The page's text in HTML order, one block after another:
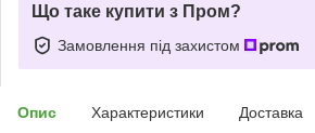
Що таке купити з Пром?
Замовлення під захистом
Опис Характеристики Доставка